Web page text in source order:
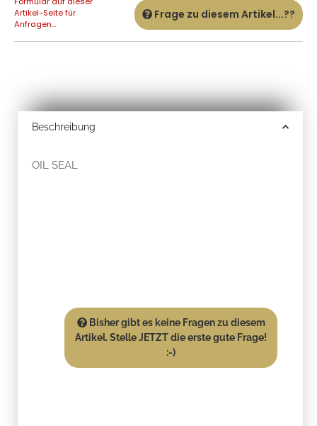
Artikel-Seite für
Anfragen...
Frage zu diesem Artikel...??
Beschreibung
OIL SEAL
Bisher gibt es keine Fragen zu diesem
Artikel. Stelle JETZT die erste gute Frage!
:-)